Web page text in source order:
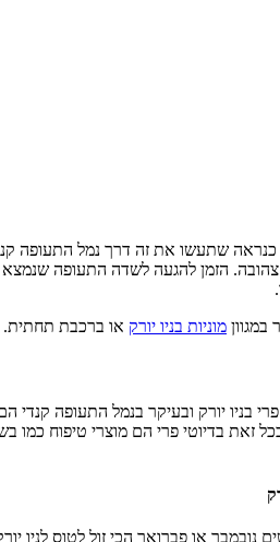
צהובה. הזמן להגעה לשדה התעופה
במגוון מוניות בניו יורק או ברכבת תחתית.
בניו יורק ובעיקר בנמל התעופה
זאת בדיוטי פרי הם מוצרי טיפוח
נובמבר או פברואר הכי זול לטוס לניו